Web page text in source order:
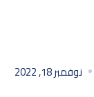
نوفمبر 18, 2022